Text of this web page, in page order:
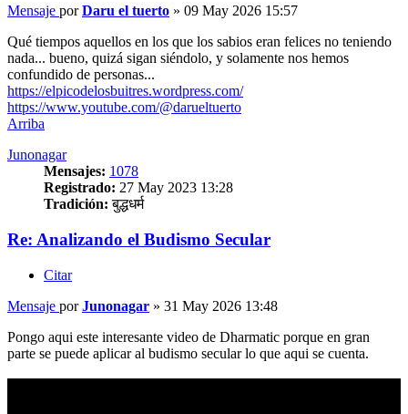
Mensaje porDaru el tuerto » 09 May 2026 15:57
Qué tiempos aquellos en los que los sabios eran felices no teniendo
nada... bueno, quizá sigan siéndolo, y solamente nos hemos
confundido de personas...
https://elpicodelosbuitres.wordpress.com/
https://www.youtube.com/@darueltuerto
Arriba
Junonagar
Mensajes: 1078
Registrado: 27 May 2023 13:28
Tradición: बुद्धधर्म
Re: Analizando el Budismo Secular
Citar
Mensaje porJunonagar » 31 May 2026 13:48
Pongo aqui este interesante video de Dharmatic porque en gran
parte se puede aplicar al budismo secular lo que aqui se cuenta.